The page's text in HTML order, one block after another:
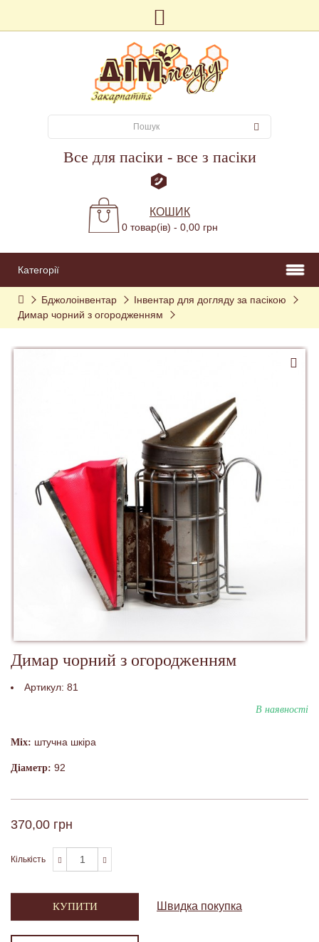
Все для пасіки - все з пасіки
КОШИК
0 товар(ів) - 0,00 грн
Категорії
Бджолоінвентар
Інвентар для догляду за пасікою
Димар чорний з огородженням
Димар чорний з огородженням
Артикул: 81
В наявності
Міх: штучна шкіра
Діаметр: 92
370,00 грн
Кількість
КУПИТИ Швидка покупка